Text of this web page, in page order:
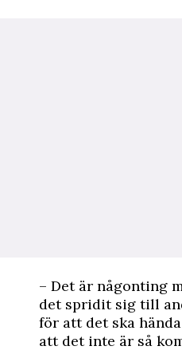
– Det är någonting
det spridit sig till
för att det ska
att det inte är så